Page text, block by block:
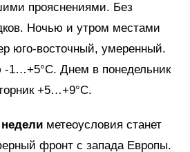
прояснениями. Без
Ночью и утром местами
юго-восточный, умеренный.
-1…+5°C. Днем в понедельник
+5…+9°C.
метеоусловия станет
фронт с запада Европы.